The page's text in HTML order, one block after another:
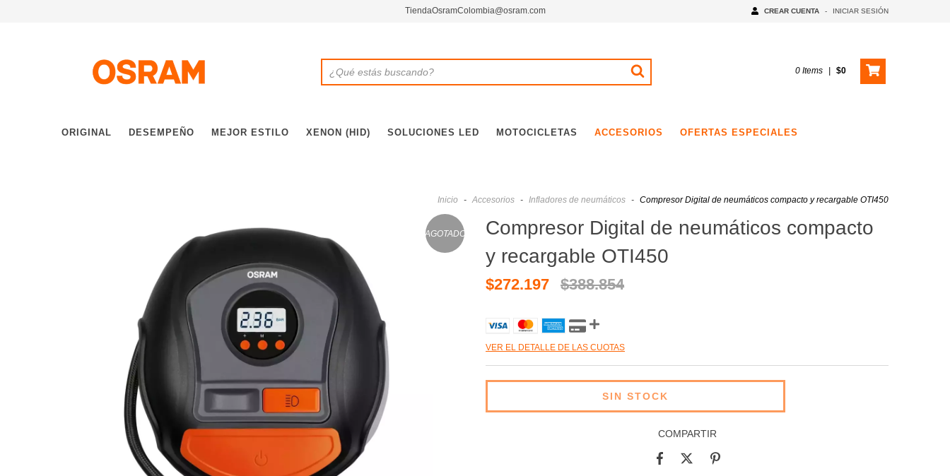
TiendaOsramColombia@osram.com CREAR CUENTA - INICIAR SESIÓN
0Items | $0
ORIGINAL DESEMPEÑO MEJOR ESTILO XENON (HID) SOLUCIONES LED MOTOCICLETAS ACCESORIOS OFERTAS ESPECIALES
Inicio - Accesorios - Infladores de neumáticos - Compresor Digital de neumáticos compacto y recargable OTI450
AGOTADO
Compresor Digital de neumáticos compacto
y recargable OTI450
$272.197 $388.854
VER EL DETALLE DE LAS CUOTAS
COMPARTIR